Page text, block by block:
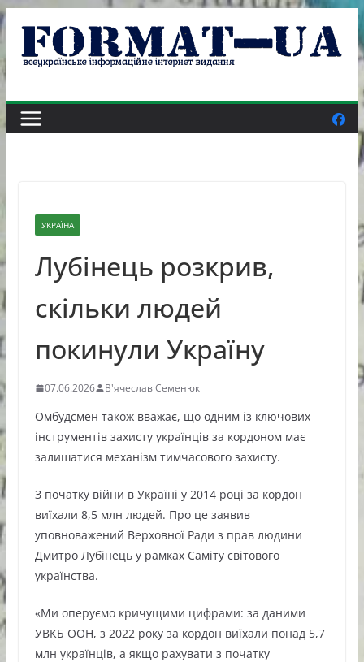
Skip
content
УКРАЇНА
Лубінець розкрив,
скільки людей
покинули Україну
07.06.2026 В'ячеслав Семенюк
Омбудсмен також вважає, що одним із ключових
інструментів захисту українців за кордоном має
залишатися механізм тимчасового захисту.
З початку війни в Україні у 2014 році за кордон
виїхали 8,5 млн людей. Про це заявив
уповноважений Верховної Ради з прав людини
Дмитро Лубінець у рамках Саміту світового
українства.
«Ми оперуємо кричущими цифрами: за даними
УВКБ ООН, з 2022 року за кордон виїхали понад 5,7
млн українців, а якщо рахувати з початку